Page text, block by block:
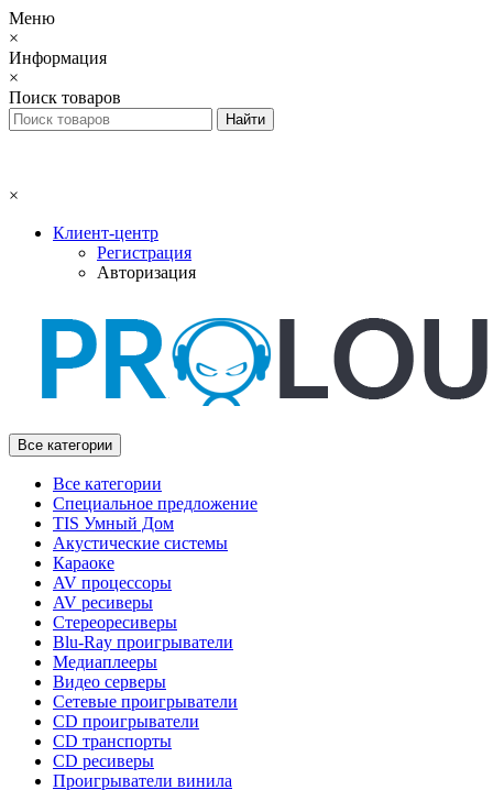
Меню
×
Информация
×
Поиск товаров
×
Клиент-центр
Регистрация
Авторизация
Все категории
Все категории
Специальное предложение
TIS Умный Дом
Акустические системы
Караоке
AV процессоры
AV ресиверы
Стереоресиверы
Blu-Ray проигрыватели
Медиаплееры
Видео серверы
Сетевые проигрыватели
CD проигрыватели
CD транспорты
CD ресиверы
Проигрыватели винила